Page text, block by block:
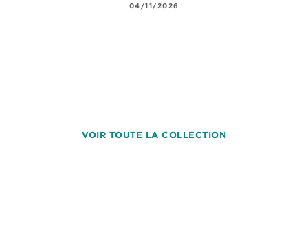
04/11/2026
VOIR TOUTE LA COLLECTION